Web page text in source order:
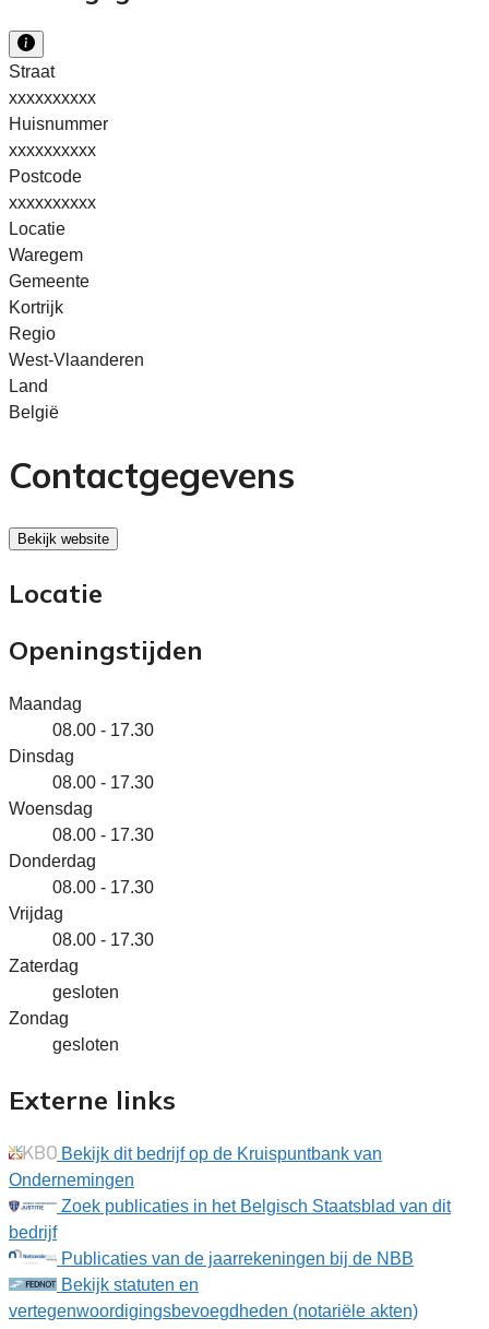
Straat
xxxxxxxxxx
Huisnummer
xxxxxxxxxx
Postcode
xxxxxxxxxx
Locatie
Waregem
Gemeente
Kortrijk
Regio
West-Vlaanderen
Land
België
Contactgegevens
Bekijk website
Locatie
Openingstijden
Maandag
08.00 - 17.30
Dinsdag
08.00 - 17.30
Woensdag
08.00 - 17.30
Donderdag
08.00 - 17.30
Vrijdag
08.00 - 17.30
Zaterdag
gesloten
Zondag
gesloten
Externe links
Bekijk dit bedrijf op de Kruispuntbank van
Ondernemingen
Zoek publicaties in het Belgisch Staatsblad van dit
bedrijf
Publicaties van de jaarrekeningen bij de NBB
Bekijk statuten en
vertegenwoordigingsbevoegdheden (notariële akten)